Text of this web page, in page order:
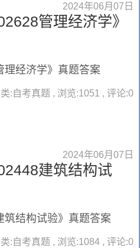
2024年06月07日
管理经济学》
理经济学》真题答案
:自考真题 , 浏览:1051 , 评论:0
2024年06月07日
建筑结构试
筑结构试验》真题答案
:自考真题 , 浏览:1084 , 评论:0